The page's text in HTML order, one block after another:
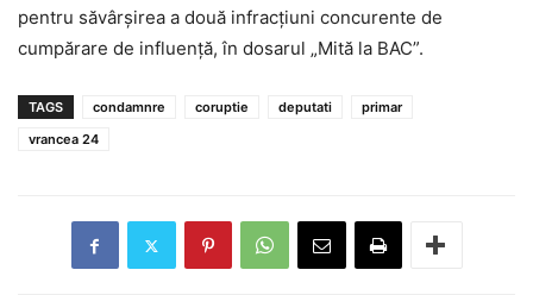
pentru săvârşirea a două infracţiuni concurente de
cumpărare de influenţă, în dosarul „Mită la BAC”.
TAGS condamnre coruptie deputati
primar
vrancea 24